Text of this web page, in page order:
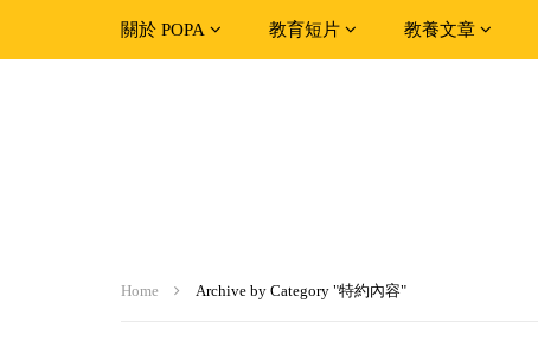
關於 POPA 教育短片 教養文章
Home Archive by Category "特約內容"